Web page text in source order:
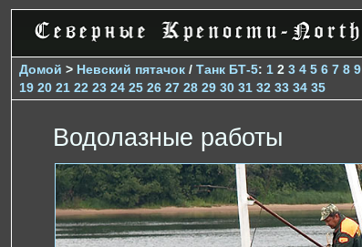
Домой > Невский пятачок / Танк БТ-5: 1 2 3 4 5 6 7 8 9
19 20 21 22 23 24 25 26 27 28 29 30 31 32 33 34 35
Водолазные работы